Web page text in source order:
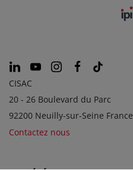
CISAC
20 - 26 Boulevard du Parc
92200 Neuilly-sur-Seine France
Contactez nous